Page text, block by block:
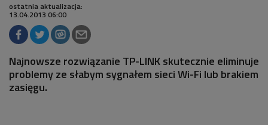
ostatnia aktualizacja:
13.04.2013 06:00
Najnowsze rozwiązanie TP-LINK skutecznie eliminuje
problemy ze słabym sygnałem sieci Wi-Fi lub brakiem
zasięgu.